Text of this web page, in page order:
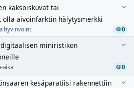
kaksoiskuvat tai
olla aivoinfarktin hälytysmerkki
hyvinvointi 0
miniristikon
aika 0
kesäparatiisi rakennettiin